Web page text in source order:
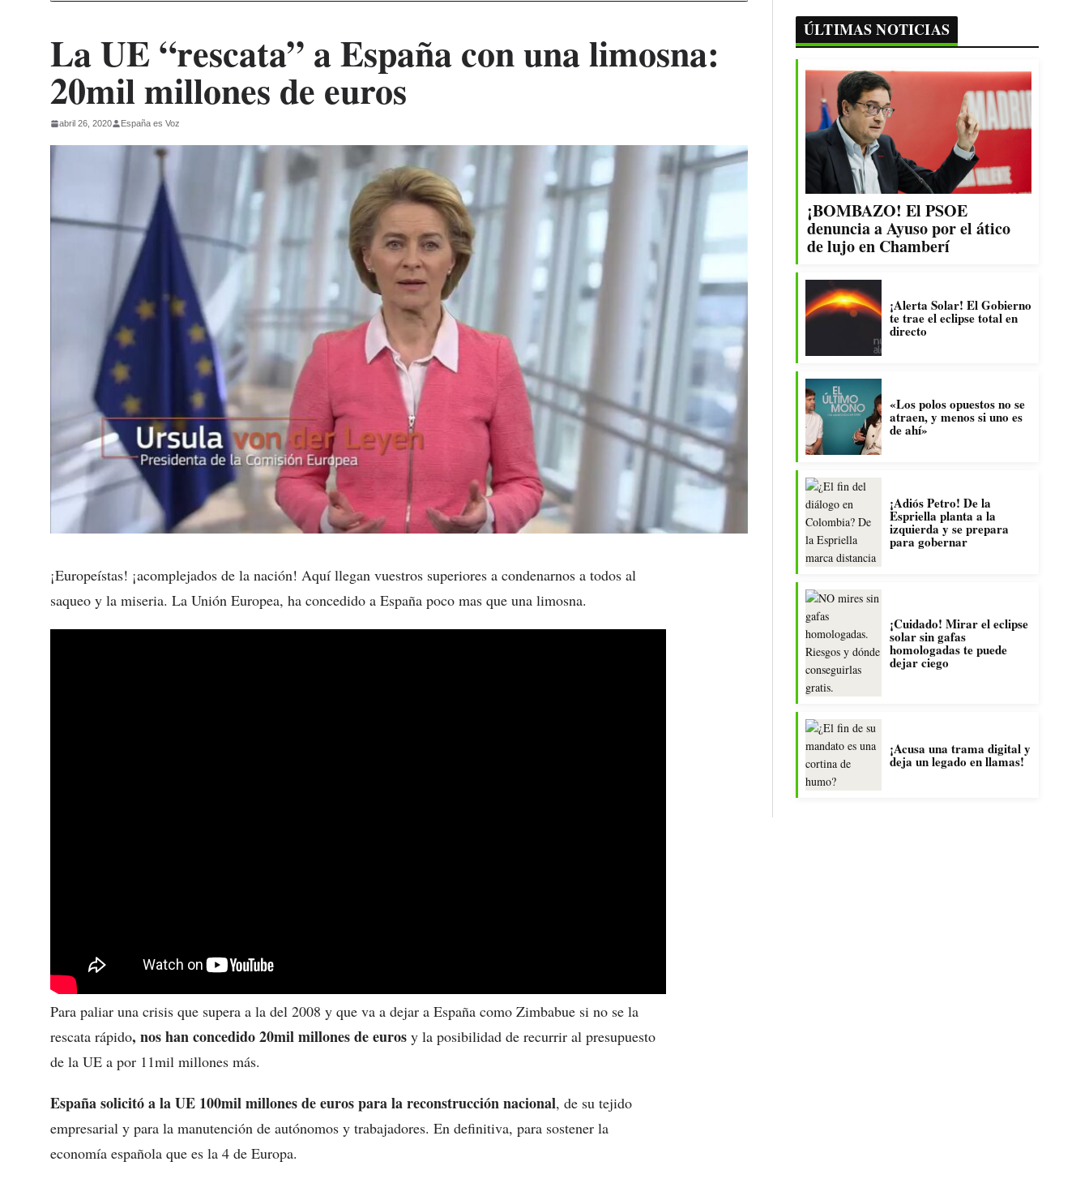
La UE “rescata” a España con una limosna:
20mil millones de euros
abril 26, 2020 España es Voz
¡Europeístas! ¡acomplejados de la nación! Aquí llegan vuestros superiores a condenarnos a todos al
saqueo y la miseria. La Unión Europea, ha concedido a España poco mas que una limosna.
Para paliar una crisis que supera a la del 2008 y que va a dejar a España como Zimbabue si no se la
rescata rápido, nos han concedido 20mil millones de euros y la posibilidad de recurrir al presupuesto
de la UE a por 11mil millones más.
España solicitó a la UE 100mil millones de euros para la reconstrucción nacional, de su tejido
empresarial y para la manutención de autónomos y trabajadores. En definitiva, para sostener la
economía española que es la 4 de Europa.
ÚLTIMAS NOTICIAS
¡BOMBAZO! El PSOE
denuncia a Ayuso por el ático
de lujo en Chamberí
¡Alerta Solar! El Gobierno
te trae el eclipse total en
directo
«Los polos opuestos no se
atraen, y menos si uno es
de ahí»
¡Adiós Petro! De la
Espriella planta a la
izquierda y se prepara
para gobernar
¡Cuidado! Mirar el eclipse
solar sin gafas
homologadas te puede
dejar ciego
¡Acusa una trama digital y
deja un legado en llamas!